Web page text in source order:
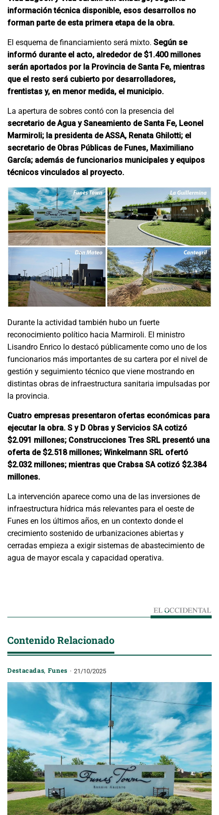
información técnica disponible, esos desarrollos no
forman parte de esta primera etapa de la obra.
El esquema de financiamiento será mixto. Según se
informó durante el acto, alrededor de $1.400 millones
serán aportados por la Provincia de Santa Fe, mientras
que el resto será cubierto por desarrolladores,
frentistas y, en menor medida, el municipio.
La apertura de sobres contó con la presencia del
secretario de Agua y Saneamiento de Santa Fe, Leonel
Marmiroli; la presidenta de ASSA, Renata Ghilotti; el
secretario de Obras Públicas de Funes, Maximiliano
García; además de funcionarios municipales y equipos
técnicos vinculados al proyecto.
Durante la actividad también hubo un fuerte
reconocimiento político hacia Marmiroli. El ministro
Lisandro Enrico lo destacó públicamente como uno de los
funcionarios más importantes de su cartera por el nivel de
gestión y seguimiento técnico que viene mostrando en
distintas obras de infraestructura sanitaria impulsadas por
la provincia.
Cuatro empresas presentaron ofertas económicas para
ejecutar la obra. S y D Obras y Servicios SA cotizó
$2.091 millones; Construcciones Tres SRL presentó una
oferta de $2.518 millones; Winkelmann SRL ofertó
$2.032 millones; mientras que Crabsa SA cotizó $2.384
millones.
La intervención aparece como una de las inversiones de
infraestructura hídrica más relevantes para el oeste de
Funes en los últimos años, en un contexto donde el
crecimiento sostenido de urbanizaciones abiertas y
cerradas empieza a exigir sistemas de abastecimiento de
agua de mayor escala y capacidad operativa.
Contenido Relacionado
Destacadas, Funes 21/10/2025